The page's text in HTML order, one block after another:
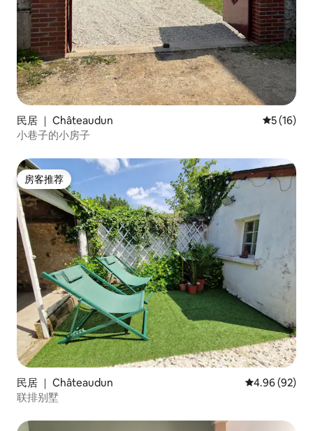
民居 ｜ Châteaudun 平均评分
5 (16)
小巷子的小房子
房客推荐
房客推荐
民居 ｜ Châteaudun 平均评分 4.96
4.96 (92)
联排别墅